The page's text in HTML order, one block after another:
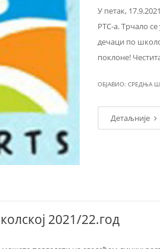
У петак,
РТС-а. Трчало
дечаци по
поклоне!
ОБЈАВИО: СРЕДЊА
Детаљније
2021/22.год